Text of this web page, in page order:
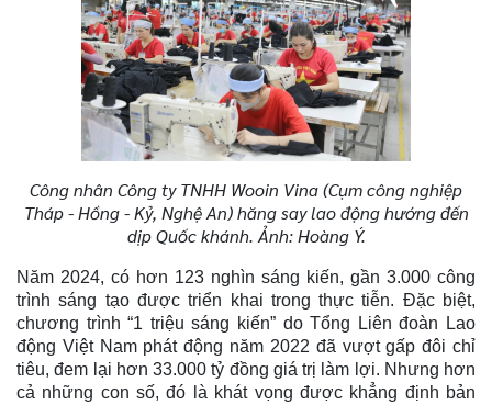
Công nhân Công ty TNHH Wooin Vina (Cụm công nghiệp
Tháp - Hồng - Kỷ, Nghệ An) hăng say lao động hướng đến
dịp Quốc khánh. Ảnh: Hoàng Ý.
Năm 2024, có hơn 123 nghìn sáng kiến, gần 3.000 công
trình sáng tạo được triển khai trong thực tiễn. Đặc biệt,
chương trình “1 triệu sáng kiến” do Tổng Liên đoàn Lao
động Việt Nam phát động năm 2022 đã vượt gấp đôi chỉ
tiêu, đem lại hơn 33.000 tỷ đồng giá trị làm lợi. Nhưng hơn
cả những con số, đó là khát vọng được khẳng định bản